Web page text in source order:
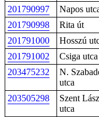
201790997
Napos
201790998
Rita út
201791000
Hosszú
201791002
Csiga utca
203475232
N.
utca
203505298
Szent
utca